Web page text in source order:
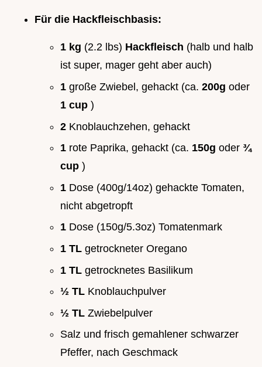
Für die Hackfleischbasis:
1 kg (2.2 lbs) Hackfleisch (halb und halb
ist super, mager geht aber auch)
1 große Zwiebel, gehackt (ca. 200g oder
1 cup )
2 Knoblauchzehen, gehackt
1 rote Paprika, gehackt (ca. 150g oder ¾
cup )
1 Dose (400g/14oz) gehackte Tomaten,
nicht abgetropft
1 Dose (150g/5.3oz) Tomatenmark
1 TL getrockneter Oregano
1 TL getrocknetes Basilikum
½ TL Knoblauchpulver
½ TL Zwiebelpulver
Salz und frisch gemahlener schwarzer
Pfeffer, nach Geschmack